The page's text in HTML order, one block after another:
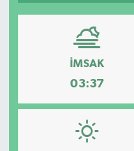
İMSAK
03:37